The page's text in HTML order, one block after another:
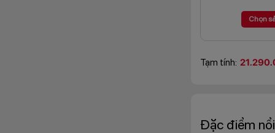
Chọn
Tạm tính:
Đặc điểm